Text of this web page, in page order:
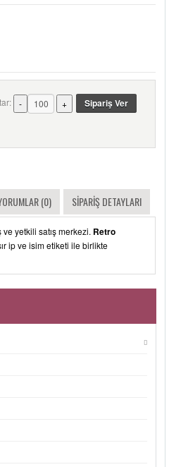
(0) SIPARIŞ DETAYLARI
yetkili satış merkezi. Retro
ip ve isim etiketi ile birlikte